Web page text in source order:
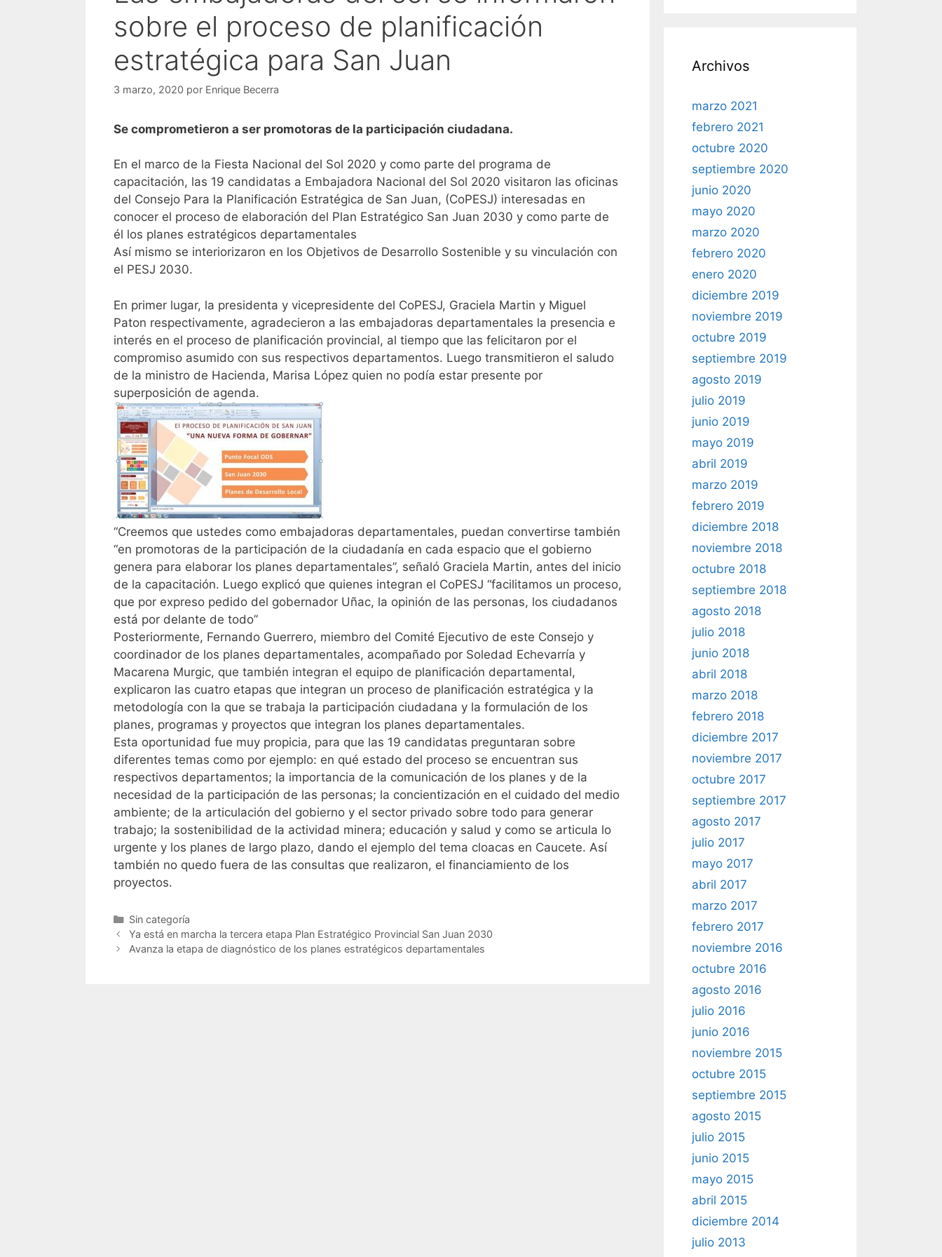
sobre el proceso de planificación
estratégica para San Juan
3 marzo, 2020 por Enrique Becerra
Se comprometieron a ser promotoras de la participación ciudadana.
En el marco de la Fiesta Nacional del Sol 2020 y como parte del programa de
capacitación, las 19 candidatas a Embajadora Nacional del Sol 2020 visitaron las oficinas
del Consejo Para la Planificación Estratégica de San Juan, (CoPESJ) interesadas en
conocer el proceso de elaboración del Plan Estratégico San Juan 2030 y como parte de
él los planes estratégicos departamentales
Así mismo se interiorizaron en los Objetivos de Desarrollo Sostenible y su vinculación con
el PESJ 2030.
En primer lugar, la presidenta y vicepresidente del CoPESJ, Graciela Martin y Miguel
Paton respectivamente, agradecieron a las embajadoras departamentales la presencia e
interés en el proceso de planificación provincial, al tiempo que las felicitaron por el
compromiso asumido con sus respectivos departamentos. Luego transmitieron el saludo
de la ministro de Hacienda, Marisa López quien no podía estar presente por
superposición de agenda.
“Creemos que ustedes como embajadoras departamentales, puedan convertirse también
“en promotoras de la participación de la ciudadanía en cada espacio que el gobierno
genera para elaborar los planes departamentales”, señaló Graciela Martin, antes del inicio
de la capacitación. Luego explicó que quienes integran el CoPESJ “facilitamos un proceso,
que por expreso pedido del gobernador Uñac, la opinión de las personas, los ciudadanos
está por delante de todo”
Posteriormente, Fernando Guerrero, miembro del Comité Ejecutivo de este Consejo y
coordinador de los planes departamentales, acompañado por Soledad Echevarría y
Macarena Murgic, que también integran el equipo de planificación departamental,
explicaron las cuatro etapas que integran un proceso de planificación estratégica y la
metodología con la que se trabaja la participación ciudadana y la formulación de los
planes, programas y proyectos que integran los planes departamentales.
Esta oportunidad fue muy propicia, para que las 19 candidatas preguntaran sobre
diferentes temas como por ejemplo: en qué estado del proceso se encuentran sus
respectivos departamentos; la importancia de la comunicación de los planes y de la
necesidad de la participación de las personas; la concientización en el cuidado del medio
ambiente; de la articulación del gobierno y el sector privado sobre todo para generar
trabajo; la sostenibilidad de la actividad minera; educación y salud y como se articula lo
urgente y los planes de largo plazo, dando el ejemplo del tema cloacas en Caucete. Así
también no quedo fuera de las consultas que realizaron, el financiamiento de los
proyectos.
Categorías
Sin categoría
Ya está en marcha la tercera etapa Plan Estratégico Provincial San Juan 2030
Avanza la etapa de diagnóstico de los planes estratégicos departamentales
Archivos
marzo 2021
febrero 2021
octubre 2020
septiembre 2020
junio 2020
mayo 2020
marzo 2020
febrero 2020
enero 2020
diciembre 2019
noviembre 2019
octubre 2019
septiembre 2019
agosto 2019
julio 2019
junio 2019
mayo 2019
abril 2019
marzo 2019
febrero 2019
diciembre 2018
noviembre 2018
octubre 2018
septiembre 2018
agosto 2018
julio 2018
junio 2018
abril 2018
marzo 2018
febrero 2018
diciembre 2017
noviembre 2017
octubre 2017
septiembre 2017
agosto 2017
julio 2017
mayo 2017
abril 2017
marzo 2017
febrero 2017
noviembre 2016
octubre 2016
agosto 2016
julio 2016
junio 2016
noviembre 2015
octubre 2015
septiembre 2015
agosto 2015
julio 2015
junio 2015
mayo 2015
abril 2015
diciembre 2014
julio 2013